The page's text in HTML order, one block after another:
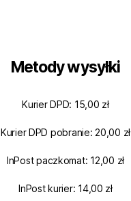
Metody wysyłki
Kurier DPD: 15,00 zł
Kurier DPD pobranie: 20,00 zł
InPost paczkomat: 12,00 zł
InPost kurier: 14,00 zł